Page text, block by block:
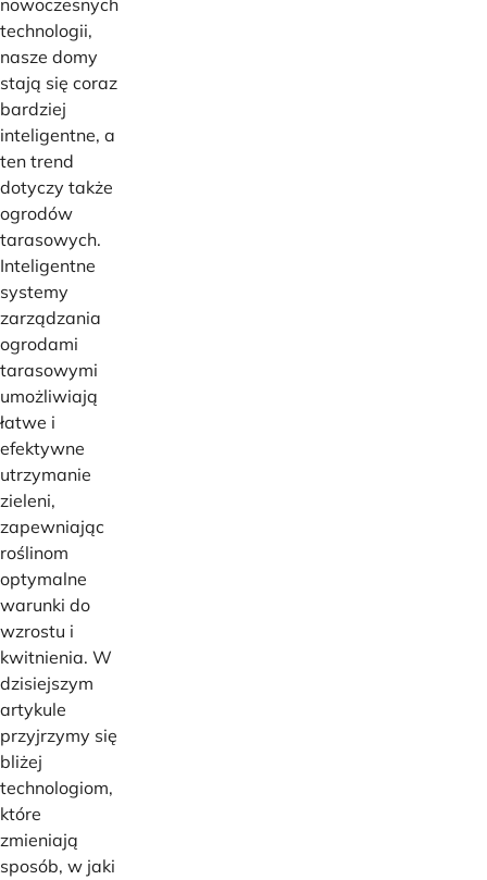
nowoczesnych
technologii,
nasze domy
stają się coraz
bardziej
inteligentne, a
ten trend
dotyczy także
ogrodów
tarasowych.
Inteligentne
systemy
zarządzania
ogrodami
tarasowymi
umożliwiają
łatwe i
efektywne
utrzymanie
zieleni,
zapewniając
roślinom
optymalne
warunki do
wzrostu i
kwitnienia. W
dzisiejszym
artykule
przyjrzymy się
bliżej
technologiom,
które
zmieniają
sposób, w jaki